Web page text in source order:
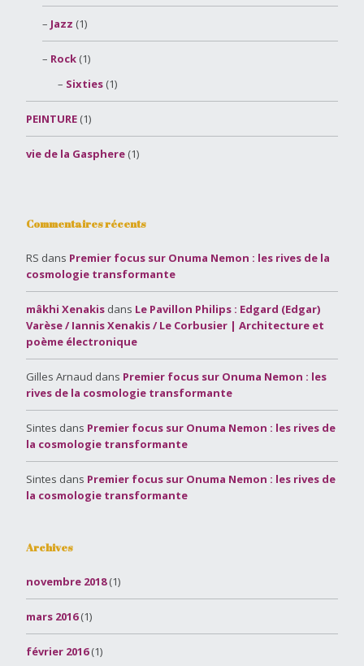
Jazz (1)
Rock(1)
Sixties (1)
PEINTURE (1)
vie de la Gasphere (1)
Commentaires récents
RS dans Premier focus sur Onuma Nemon : les rives de la
cosmologie transformante
mâkhi Xenakis dans Le Pavillon Philips : Edgard (Edgar)
Varèse / Iannis Xenakis / Le Corbusier | Architecture et
poème électronique
Gilles Arnaud dans Premier focus sur Onuma Nemon : les
rives de la cosmologie transformante
Sintes dans Premier focus sur Onuma Nemon : les rives de
la cosmologie transformante
Sintes dans Premier focus sur Onuma Nemon : les rives de
la cosmologie transformante
Archives
novembre 2018(1)
mars 2016(1)
février 2016(1)